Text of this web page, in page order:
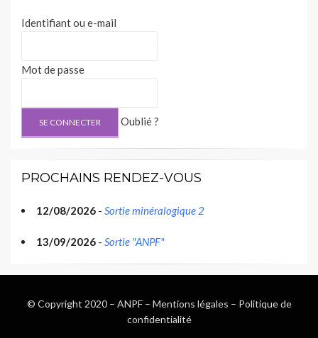
Identifiant ou e-mail
Mot de passe
Oublié ?
PROCHAINS RENDEZ-VOUS
12/08/2026 - Sortie minéralogique 2
13/09/2026 - Sortie "ANPF"
© Copyright 2020 – ANPF– Mentions légales – Politique de
confidentialité